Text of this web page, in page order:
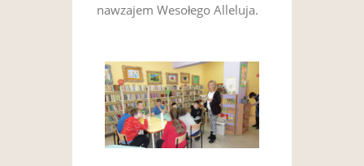
nawzajem Wesołego Alleluja.